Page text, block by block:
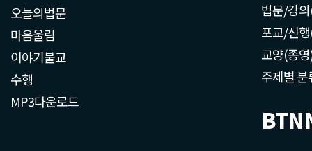
오늘의법문
마음울림
이야기불교
수행
MP3다운로드
법문/강
포교/신
교양(종
주제별 분